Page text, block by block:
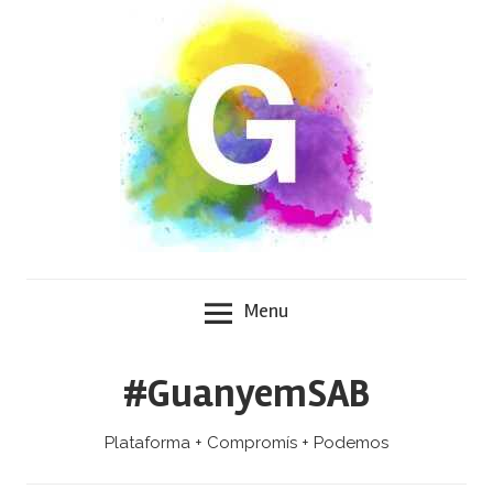
Menu
#GuanyemSAB
Plataforma + Compromís + Podemos